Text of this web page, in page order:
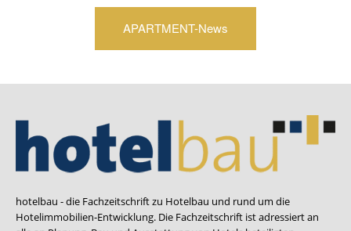
APARTMENT-News
hotelbau - die Fachzeitschrift zu Hotelbau und rund um die
Hotelimmobilien-Entwicklung. Die Fachzeitschrift ist adressiert an